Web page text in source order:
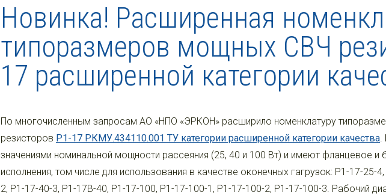
Новинка! Расширенная
типоразмеров мощных СВЧ
17 расширенной категории
По многочисленным запросам АО «НПО «ЭРКОН» расширило номенклатуру
резисторов Р1-17 РКМУ.434110.001 ТУ категории расширенной категории качества.
значениями номинальной мощности рассеяния (25, 40 и 100 Вт) и имеют фланцевое и
исполнения, том числе для использования в качестве оконечных гагрузок: Р1-17-25-
2, Р1-17-40-3, Р1-17В-40, Р1-17-100, Р1-17-100-1, Р1-17-100-2, Р1-17-100-3. Рабочий